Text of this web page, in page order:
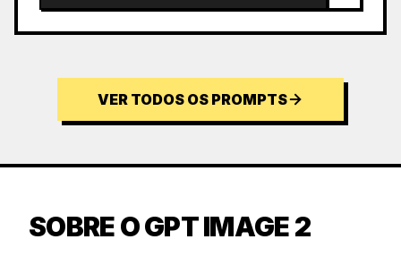
VER TODOS OS PROMPTS
SOBRE O GPT IMAGE 2